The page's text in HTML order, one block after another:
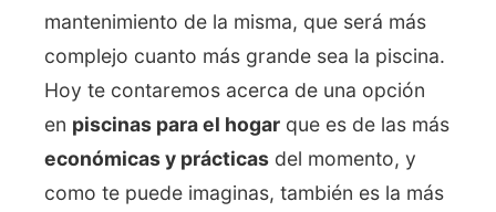
mantenimiento de la misma, que será más
complejo cuanto más grande sea la piscina.
Hoy te contaremos acerca de una opción
en piscinas para el hogar que es de las más
económicas y prácticas del momento, y
como te puede imaginas, también es la más